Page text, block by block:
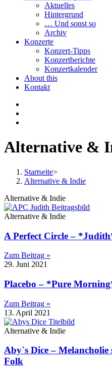
Aktuelles
Hintergrund
… Und sonst so
Archiv
Konzerte
Konzert-Tipps
Konzertberichte
Konzertkalender
About this
Kontakt
Alternative &
Startseite>
Alternative & Indie
Alternative & Indie
Alternative & Indie
A Perfect Circle –
Zum Beitrag »
29. Juni 2021
Placebo – *Pure
Zum Beitrag »
13. April 2021
Alternative & Indie
Aby`s Dice –
Folk